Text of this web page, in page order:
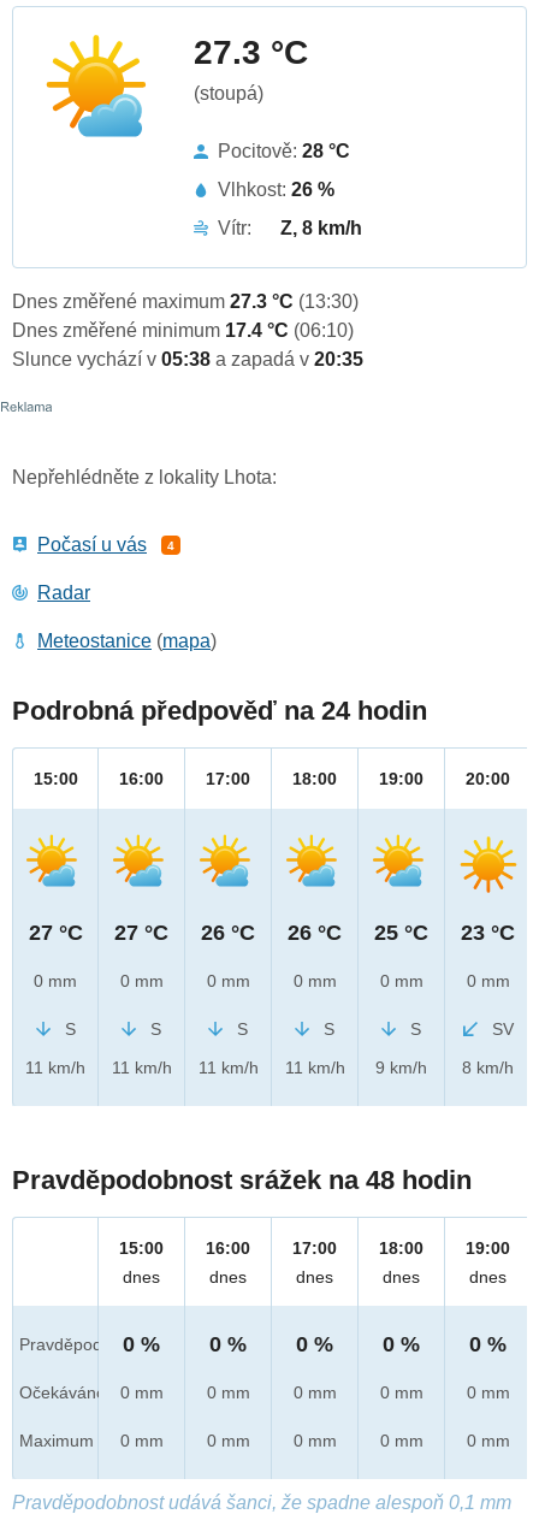
27.3 °C
(stoupá)
Pocitově: 28 °C
Vlhkost: 26 %
Vítr:
Z, 8 km/h
Dnes změřené maximum 27.3 °C (13:30)
Dnes změřené minimum 17.4 °C (06:10)
Slunce vychází v 05:38 a zapadá v 20:35
Nepřehlédněte z lokality Lhota:
Počasí u vás 4
Radar
Meteostanice (mapa)
Podrobná předpověď na 24 hodin
15:00
27 °C
0 mm
S
11 km/h
16:00
27 °C
0 mm
S
11 km/h
17:00
26 °C
0 mm
S
11 km/h
18:00
26 °C
0 mm
S
11 km/h
19:00
25 °C
0 mm
S
9 km/h
20:00
23 °C
0 mm
SV
8 km/h
Pravděpodobnost srážek na 48 hodin
Pravděpod.
Očekáváno
Maximum
15:00
dnes
0 %
0 mm
0 mm
16:00
dnes
0 %
0 mm
0 mm
17:00
dnes
0 %
0 mm
0 mm
18:00
dnes
0 %
0 mm
0 mm
19:00
dnes
0 %
0 mm
0 mm
Pravděpodobnost udává šanci, že spadne alespoň 0,1 mm